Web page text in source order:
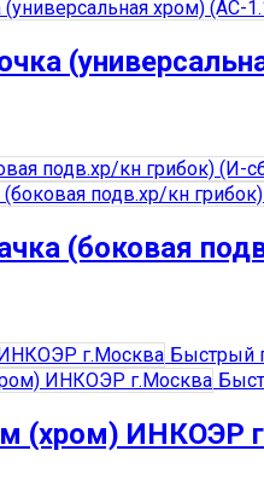
(боковая
Быстрый
(хром) ИНКОЭР